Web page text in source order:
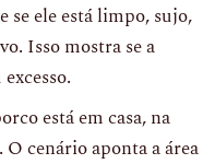
se ele está limpo, sujo,
Isso mostra se a
está em casa, na
cenário aponta a área